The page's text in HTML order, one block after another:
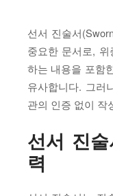
선서 진술서
중요한 문서로,
하는 내용을 포함
유사합니다. 그러
관의 인증 없이 작
선서 진
력